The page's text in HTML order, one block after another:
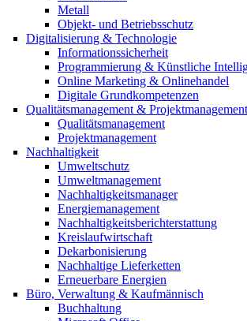
Metall
Objekt- und Betriebsschutz
Digitalisierung & Technologie
Informationssicherheit
Programmierung & Künstliche
Online Marketing & Onlinehandel
Digitale Grundkompetenzen
Qualitätsmanagement & Projektmanagement
Qualitätsmanagement
Projektmanagement
Nachhaltigkeit
Umweltschutz
Umweltmanagement
Nachhaltigkeitsmanager
Energiemanagement
Nachhaltigkeitsberichterstattung
Kreislaufwirtschaft
Dekarbonisierung
Nachhaltige Lieferketten
Erneuerbare Energien
Büro, Verwaltung & Kaufmännisch
Buchhaltung